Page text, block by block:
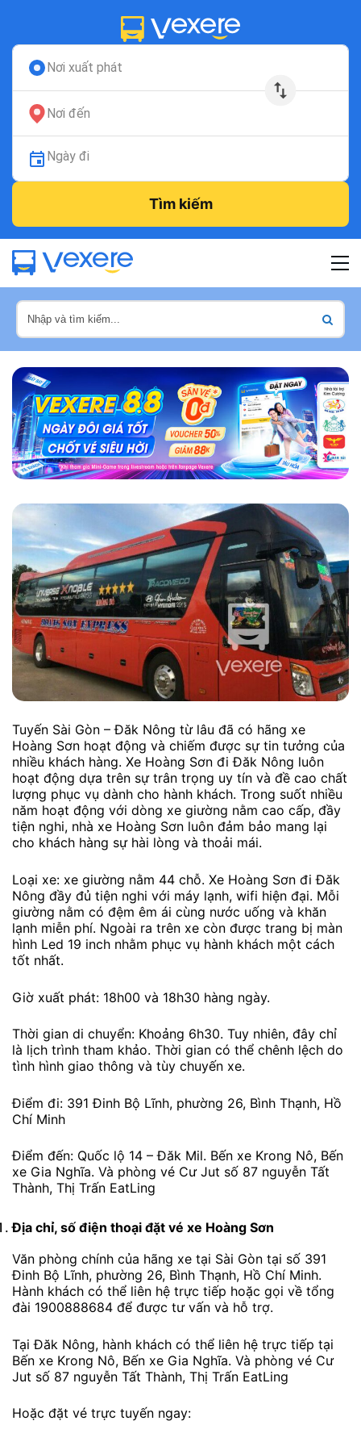
Nơi xuất phát
Nơi đến
Ngày đi
Tìm kiếm
Tuyến Sài Gòn – Đăk Nông từ lâu đã có hãng xe
Hoàng Sơn hoạt động và chiếm được sự tin tưởng của
nhiều khách hàng. Xe Hoàng Sơn đi Đăk Nông luôn
hoạt động dựa trên sự trân trọng uy tín và đề cao chất
lượng phục vụ dành cho hành khách. Trong suốt nhiều
năm hoạt động với dòng xe giường nằm cao cấp, đầy
tiện nghi, nhà xe Hoàng Sơn luôn đảm bảo mang lại
cho khách hàng sự hài lòng và thoải mái.
Loại xe: xe giường nằm 44 chỗ. Xe Hoàng Sơn đi Đăk
Nông đầy đủ tiện nghi với máy lạnh, wifi hiện đại. Mỗi
giường nằm có đệm êm ái cùng nước uống và khăn
lạnh miễn phí. Ngoài ra trên xe còn được trang bị màn
hình Led 19 inch nhằm phục vụ hành khách một cách
tốt nhất.
Giờ xuất phát: 18h00 và 18h30 hàng ngày.
Thời gian di chuyển: Khoảng 6h30. Tuy nhiên, đây chỉ
là lịch trình tham khảo. Thời gian có thể chênh lệch do
tình hình giao thông và tùy chuyến xe.
Điểm đi: 391 Đinh Bộ Lĩnh, phường 26, Bình Thạnh, Hồ
Chí Minh
Điểm đến: Quốc lộ 14 – Đăk Mil. Bến xe Krong Nô, Bến
xe Gia Nghĩa. Và phòng vé Cư Jut số 87 nguyễn Tất
Thành, Thị Trấn EatLing
Địa chỉ, số điện thoại đặt vé xe Hoàng Sơn
Văn phòng chính của hãng xe tại Sài Gòn tại số 391
Đinh Bộ Lĩnh, phường 26, Bình Thạnh, Hồ Chí Minh.
Hành khách có thể liên hệ trực tiếp hoặc gọi về tổng
đài 1900888684 để được tư vấn và hỗ trợ.
Tại Đăk Nông, hành khách có thể liên hệ trực tiếp tại
Bến xe Krong Nô, Bến xe Gia Nghĩa. Và phòng vé Cư
Jut số 87 nguyễn Tất Thành, Thị Trấn EatLing
Hoặc đặt vé trực tuyến ngay: